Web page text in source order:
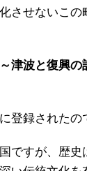
させないこの
～津波と復興
に登録されたの
ですが、歴